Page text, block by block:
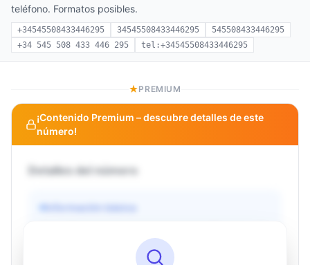
teléfono. Formatos posibles.
+34545508433446295 34545508433446295
545508433446295
+34 545 508 433 446 295
tel:+34545508433446295
PREMIUM
¡Contenido Premium – descubre detalles de este
número!
Detalles del número
Información básica